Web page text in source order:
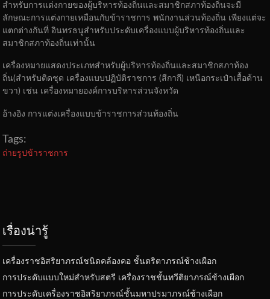
สําหรับการแต่งกายของผู้บริหารท้องถิ่นและสมาชิกสภาท้องถิ่นจะมี
ลักษณะการแต่งกายเหมือนกับข้าราชการ พนักงานส่วนท้องถิ่น เพียงแต่จะ
แตกต่างกันที่ อินทรธนูสําหรับประดับเครื่องแบบผู้บริหารท้องถิ่นและ
สมาชิกสภาท้องถิ่นเท่านั้น
เครื่องหมายแสดงประเภทสําหรับผู้บริหารท้องถิ่นและสมาชิกสภาท้อง
ถิ่น(สําหรับติดชุด เครื่องแบบปฏิบัติราชการ (สีกากี) เหนือกระเป๋าเสื้อด้าน
ขวา) เช่น เครื่องหมายองค์การบริหารส่วนจังหวัด
อ้างอิง การแต่งเครื่องแบบข้าราชการส่วนท้องถิ่น
Tags:
ถ่ายรูปข้าราชการ
เรื่องน่ารู้
เครื่องราชอิสริยาภรณ์ชนิดคล้องคอ ชั้นตริตาภรณ์ช้างเผือก
การประดับแบบใหม่สำหรับสตรี เครื่องราชชั้นทวีติยาภรณ์ช้างเผือก
การประดับเครื่องราชอิสริยาภรณ์ชั้นมหาปรมาภรณ์ช้างเผือก